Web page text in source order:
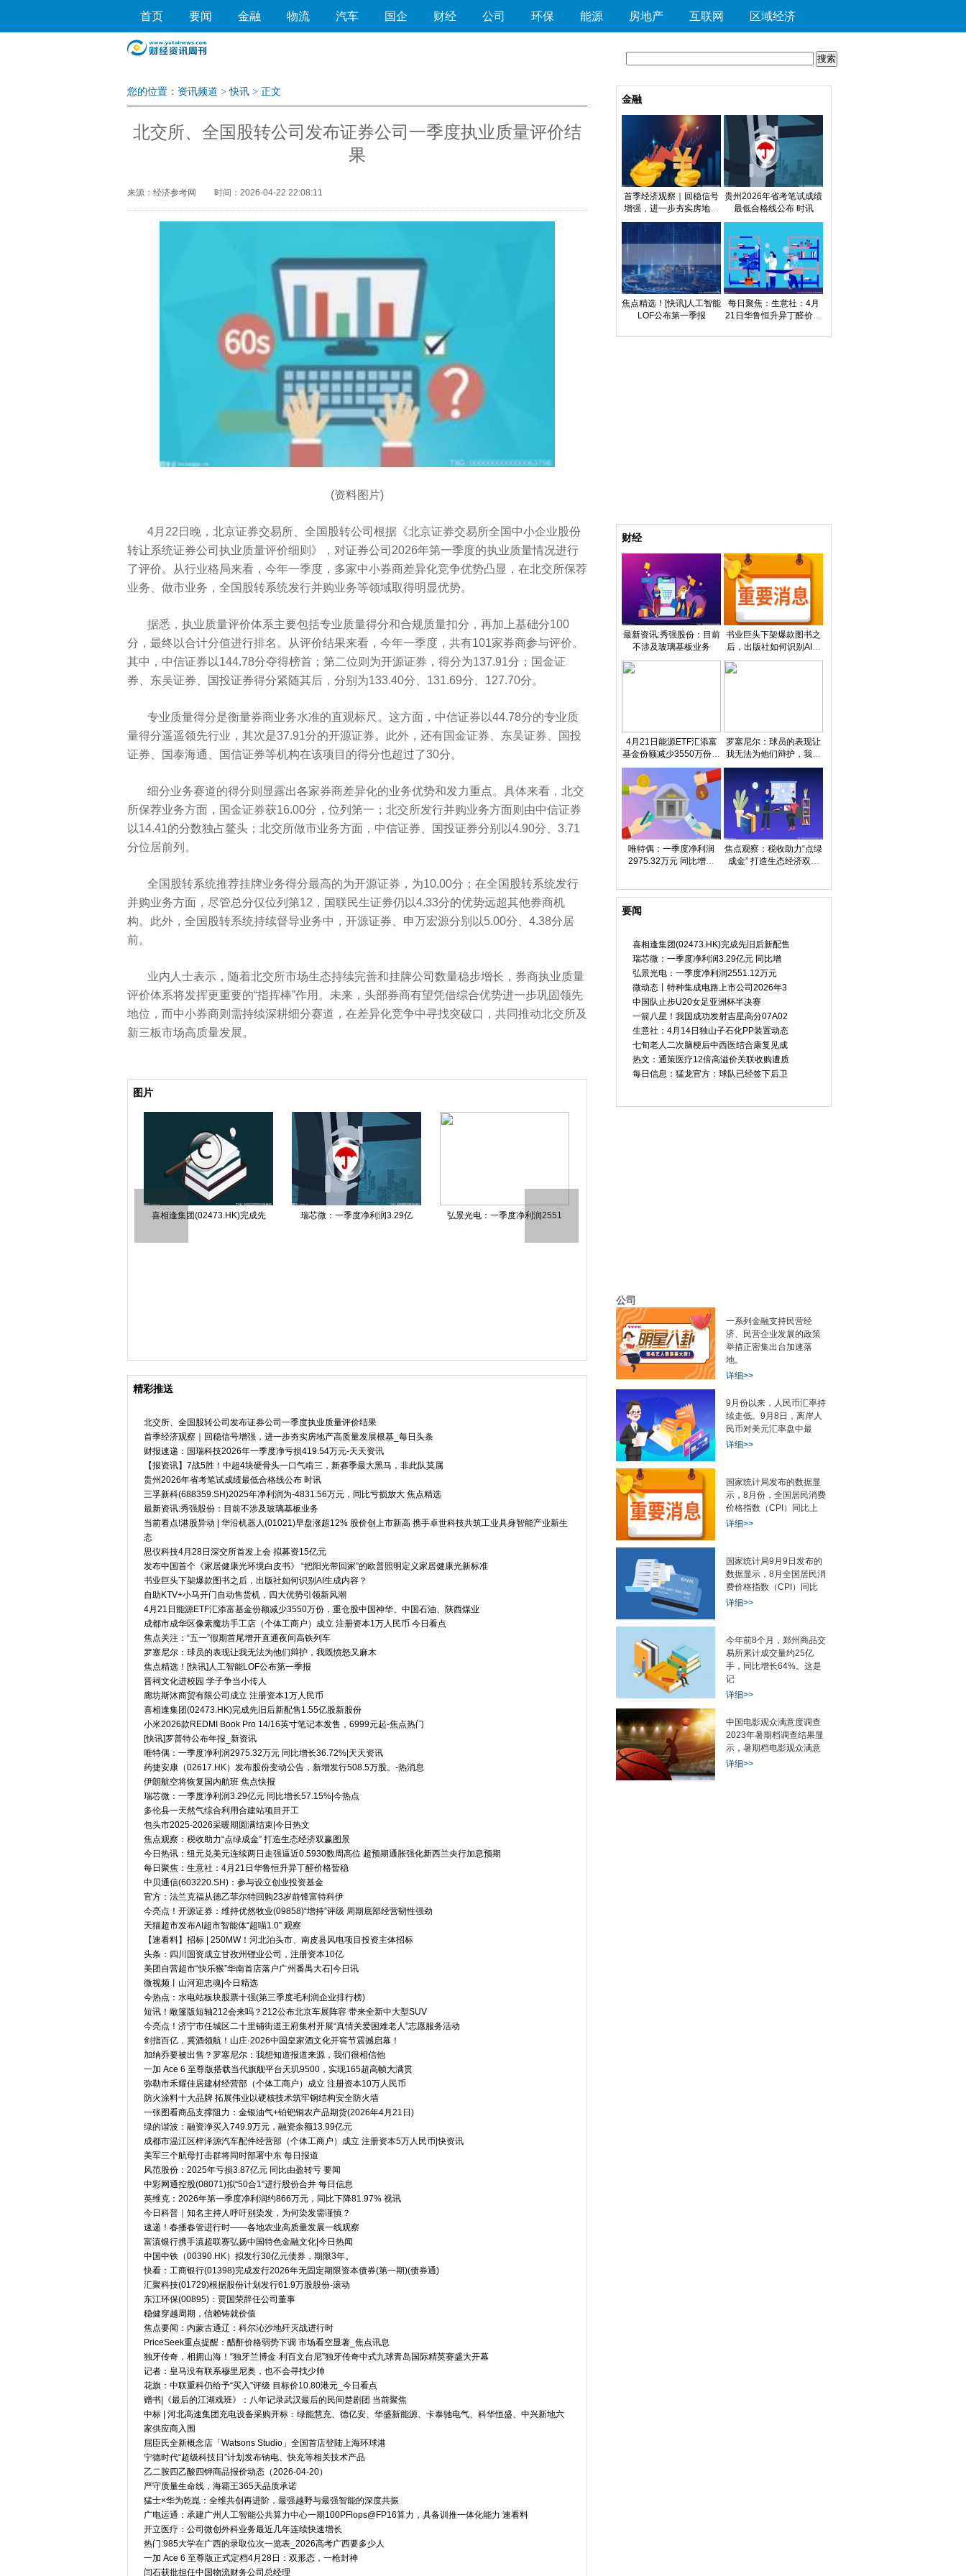
首页 要闻 金融 物流 汽车 国企 财经 公司 环保 能源 房地产 互联网 区域经济
您的位置： 资讯频道 >快讯 > 正文
北交所、全国股转公司发布证券公司一季度执业质量评价结
果
来源：经济参考网 时间：2026-04-22 22:08:11
(资料图片)
4月22日晚，北京证券交易所、全国股转公司根据《北京证券交易所全国中小企业股份
转让系统证券公司执业质量评价细则》，对证券公司2026年第一季度的执业质量情况进行
了评价。从行业格局来看，今年一季度，多家中小券商差异化竞争优势凸显，在北交所保荐
业务、做市业务，全国股转系统发行并购业务等领域取得明显优势。
据悉，执业质量评价体系主要包括专业质量得分和合规质量扣分，再加上基础分100
分，最终以合计分值进行排名。从评价结果来看，今年一季度，共有101家券商参与评价。
其中，中信证券以144.78分夺得榜首；第二位则为开源证券，得分为137.91分；国金证
券、东吴证券、国投证券得分紧随其后，分别为133.40分、131.69分、127.70分。
专业质量得分是衡量券商业务水准的直观标尺。这方面，中信证券以44.78分的专业质
量得分遥遥领先行业，其次是37.91分的开源证券。此外，还有国金证券、东吴证券、国投
证券、国泰海通、国信证券等机构在该项目的得分也超过了30分。
细分业务赛道的得分则显露出各家券商差异化的业务优势和发力重点。具体来看，北交
所保荐业务方面，国金证券获16.00分，位列第一；北交所发行并购业务方面则由中信证券
以14.41的分数独占鳌头；北交所做市业务方面，中信证券、国投证券分别以4.90分、3.71
分位居前列。
全国股转系统推荐挂牌业务得分最高的为开源证券，为10.00分；在全国股转系统发行
并购业务方面，尽管总分仅位列第12，国联民生证券仍以4.33分的优势远超其他券商机
构。此外，全国股转系统持续督导业务中，开源证券、申万宏源分别以5.00分、4.38分居
前。
业内人士表示，随着北交所市场生态持续完善和挂牌公司数量稳步增长，券商执业质量
评价体系将发挥更重要的“指挥棒”作用。未来，头部券商有望凭借综合优势进一步巩固领先
地位，而中小券商则需持续深耕细分赛道，在差异化竞争中寻找突破口，共同推动北交所及
新三板市场高质量发展。
图片
微动态丨特种集成电路上市公 中国队止步U20女足亚洲杯半 一箭八星！我国成功发射吉星
日本电气(Nihon Denkei)前 原油跳水，黄金拉升，美股期
精彩推送
北交所、全国股转公司发布证券公司一季度执业质量评价结果
首季经济观察｜回稳信号增强，进一步夯实房地产高质量发展根基_每日头条
财报速递：国瑞科技2026年一季度净亏损419.54万元-天天资讯
【报资讯】7战5胜！中超4块硬骨头一口气啃三，新赛季最大黑马，非此队莫属
贵州2026年省考笔试成绩最低合格线公布 时讯
三孚新科(688359.SH)2025年净利润为-4831.56万元，同比亏损放大 焦点精选
最新资讯:秀强股份：目前不涉及玻璃基板业务
当前看点!港股异动 | 华沿机器人(01021)早盘涨超12% 股价创上市新高 携手卓世科技共筑工业具身智能产业新生
态
思仪科技4月28日深交所首发上会 拟募资15亿元
发布中国首个《家居健康光环境白皮书》 “把阳光带回家”的欧普照明定义家居健康光新标准
书业巨头下架爆款图书之后，出版社如何识别AI生成内容？
自助KTV+小马开门自动售货机，四大优势引领新风潮
4月21日能源ETF汇添富基金份额减少3550万份，重仓股中国神华、中国石油、陕西煤业
成都市成华区像素魔坊手工店（个体工商户）成立 注册资本1万人民币 今日看点
焦点关注：“五一”假期首尾增开直通夜间高铁列车
罗塞尼尔：球员的表现让我无法为他们辩护，我既愤怒又麻木
焦点精选！[快讯]人工智能LOF公布第一季报
晋祠文化进校园 学子争当小传人
廊坊斯沐商贸有限公司成立 注册资本1万人民币
喜相逢集团(02473.HK)完成先旧后新配售1.55亿股新股份
小米2026款REDMI Book Pro 14/16英寸笔记本发售，6999元起-焦点热门
[快讯]罗普特公布年报_新资讯
唯特偶：一季度净利润2975.32万元 同比增长36.72%|天天资讯
药捷安康（02617.HK）发布股份变动公告，新增发行508.5万股。-热消息
伊朗航空将恢复国内航班 焦点快报
瑞芯微：一季度净利润3.29亿元 同比增长57.15%|今热点
多伦县一天然气综合利用合建站项目开工
包头市2025-2026采暖期圆满结束|今日热文
焦点观察：税收助力“点绿成金” 打造生态经济双赢图景
今日热讯：纽元兑美元连续两日走强逼近0.5930数周高位 超预期通胀强化新西兰央行加息预期
每日聚焦：生意社：4月21日华鲁恒升异丁醛价格暂稳
中贝通信(603220.SH)：参与设立创业投资基金
官方：法兰克福从德乙菲尔特回购23岁前锋富特科伊
今亮点！开源证券：维持优然牧业(09858)“增持”评级 周期底部经营韧性强劲
天猫超市发布AI超市智能体“超喵1.0” 观察
【速看料】招标 | 250MW！河北泊头市、南皮县风电项目投资主体招标
头条：四川国资成立甘孜州锂业公司，注册资本10亿
美团自营超市“快乐猴”华南首店落户广州番禺大石|今日讯
微视频丨山河迎忠魂|今日精选
今热点：水电站板块股票十强(第三季度毛利润企业排行榜)
短讯！敞篷版短轴212会来吗？212公布北京车展阵容 带来全新中大型SUV
今亮点！济宁市任城区二十里铺街道王府集村开展“真情关爱困难老人”志愿服务活动
剑指百亿，冀酒领航！山庄·2026中国皇家酒文化开窖节震撼启幕！
加纳乔要被出售？罗塞尼尔：我想知道报道来源，我们很相信他
一加 Ace 6 至尊版搭载当代旗舰平台天玑9500，实现165超高帧大满贯
弥勒市禾耀佳居建材经营部（个体工商户）成立 注册资本10万人民币
防火涂料十大品牌 拓展伟业以硬核技术筑牢钢结构安全防火墙
一张图看商品支撑阻力：金银油气+铂钯铜农产品期货(2026年4月21日)
绿的谐波：融资净买入749.9万元，融资余额13.99亿元
成都市温江区梓泽源汽车配件经营部（个体工商户）成立 注册资本5万人民币|快资讯
美军三个航母打击群将同时部署中东 每日报道
风范股份：2025年亏损3.87亿元 同比由盈转亏 要闻
中彩网通控股(08071)拟“50合1”进行股份合并 每日信息
英维克：2026年第一季度净利润约866万元，同比下降81.97% 视讯
今日科普｜知名主持人呼吁别染发，为何染发需谨慎？
速递！春播春管进行时——各地农业高质量发展一线观察
富滇银行携手滇超联赛弘扬中国特色金融文化|今日热闻
中国中铁（00390.HK）拟发行30亿元债券，期限3年。
快看：工商银行(01398)完成发行2026年无固定期限资本债券(第一期)(债券通)
汇聚科技(01729)根据股份计划发行61.9万股股份-滚动
东江环保(00895)：贾国荣辞任公司董事
稳健穿越周期，信赖铸就价值
焦点要闻：内蒙古通辽：科尔沁沙地歼灭战进行时
PriceSeek重点提醒：醋酐价格弱势下调 市场看空显著_焦点讯息
独牙传奇，相拥山海！“独牙兰博金·利百文台尼”独牙传奇中式九球青岛国际精英赛盛大开幕
记者：皇马没有联系穆里尼奥，也不会寻找少帅
花旗：中联重科仍给予“买入”评级 目标价10.80港元_今日看点
赠书|《最后的江湖戏班》：八年记录武汉最后的民间楚剧团 当前聚焦
中标 | 河北高速集团充电设备采购开标：绿能慧充、德亿安、华盛新能源、卡泰驰电气、科华恒盛、中兴新地六
家供应商入围
屈臣氏全新概念店「Watsons Studio」全国首店登陆上海环球港
宁德时代“超级科技日”计划发布钠电、快充等相关技术产品
乙二胺四乙酸四钾商品报价动态（2026-04-20）
严守质量生命线，海霸王365天品质承诺
猛士×华为乾崑：全维共创再进阶，最强越野与最强智能的深度共振
广电运通：承建广州人工智能公共算力中心一期100PFlops@FP16算力，具备训推一体化能力 速看料
开立医疗：公司微创外科业务最近几年连续快速增长
热门:985大学在广西的录取位次一览表_2026高考广西要多少人
一加 Ace 6 至尊版正式定档4月28日：双形态，一枪封神
闫石获批担任中国物流财务公司总经理
金融
首季经济观察｜回稳信号
增强，进一步夯实房地产
高质量发展根基_每日头
贵州2026年省考笔试成绩
最低合格线公布 时讯
焦点精选！[快讯]人工智能
LOF公布第一季报
每日聚焦：生意社：4月
21日华鲁恒升异丁醛价格
财经
最新资讯:秀强股份：目前
不涉及玻璃基板业务
书业巨头下架爆款图书之
后，出版社如何识别AI生
成内容？
4月21日能源ETF汇添富
基金份额减少3550万份，
重仓股中国神华、中国石
油、陕西煤业
罗塞尼尔：球员的表现让
我无法为他们辩护，我既
愤怒又麻木
唯特偶：一季度净利润
2975.32万元 同比增长
焦点观察：税收助力“点绿
成金” 打造生态经济双赢
要闻
喜相逢集团(02473.HK)完成先旧后新配售
瑞芯微：一季度净利润3.29亿元 同比增
弘景光电：一季度净利润2551.12万元
微动态丨特种集成电路上市公司2026年3
中国队止步U20女足亚洲杯半决赛
一箭八星！我国成功发射吉星高分07A02
生意社：4月14日独山子石化PP装置动态
七旬老人二次脑梗后中西医结合康复见成
热文：通策医疗12倍高溢价关联收购遭质
每日信息：猛龙官方：球队已经签下后卫
公司
一系列金融支持民营经
济、民营企业发展的政策
举措正密集出台加速落
地。
详细>>
9月份以来，人民币汇率持
续走低。9月8日，离岸人
民币对美元汇率盘中最
详细>>
国家统计局发布的数据显
示，8月份，全国居民消费
价格指数（CPI）同比上
详细>>
国家统计局9月9日发布的
数据显示，8月全国居民消
费价格指数（CPI）同比
详细>>
今年前8个月，郑州商品交
易所累计成交量约25亿
手，同比增长64%。这是
记
详细>>
中国电影观众满意度调查
2023年暑期档调查结果显
示，暑期档电影观众满意
详细>>